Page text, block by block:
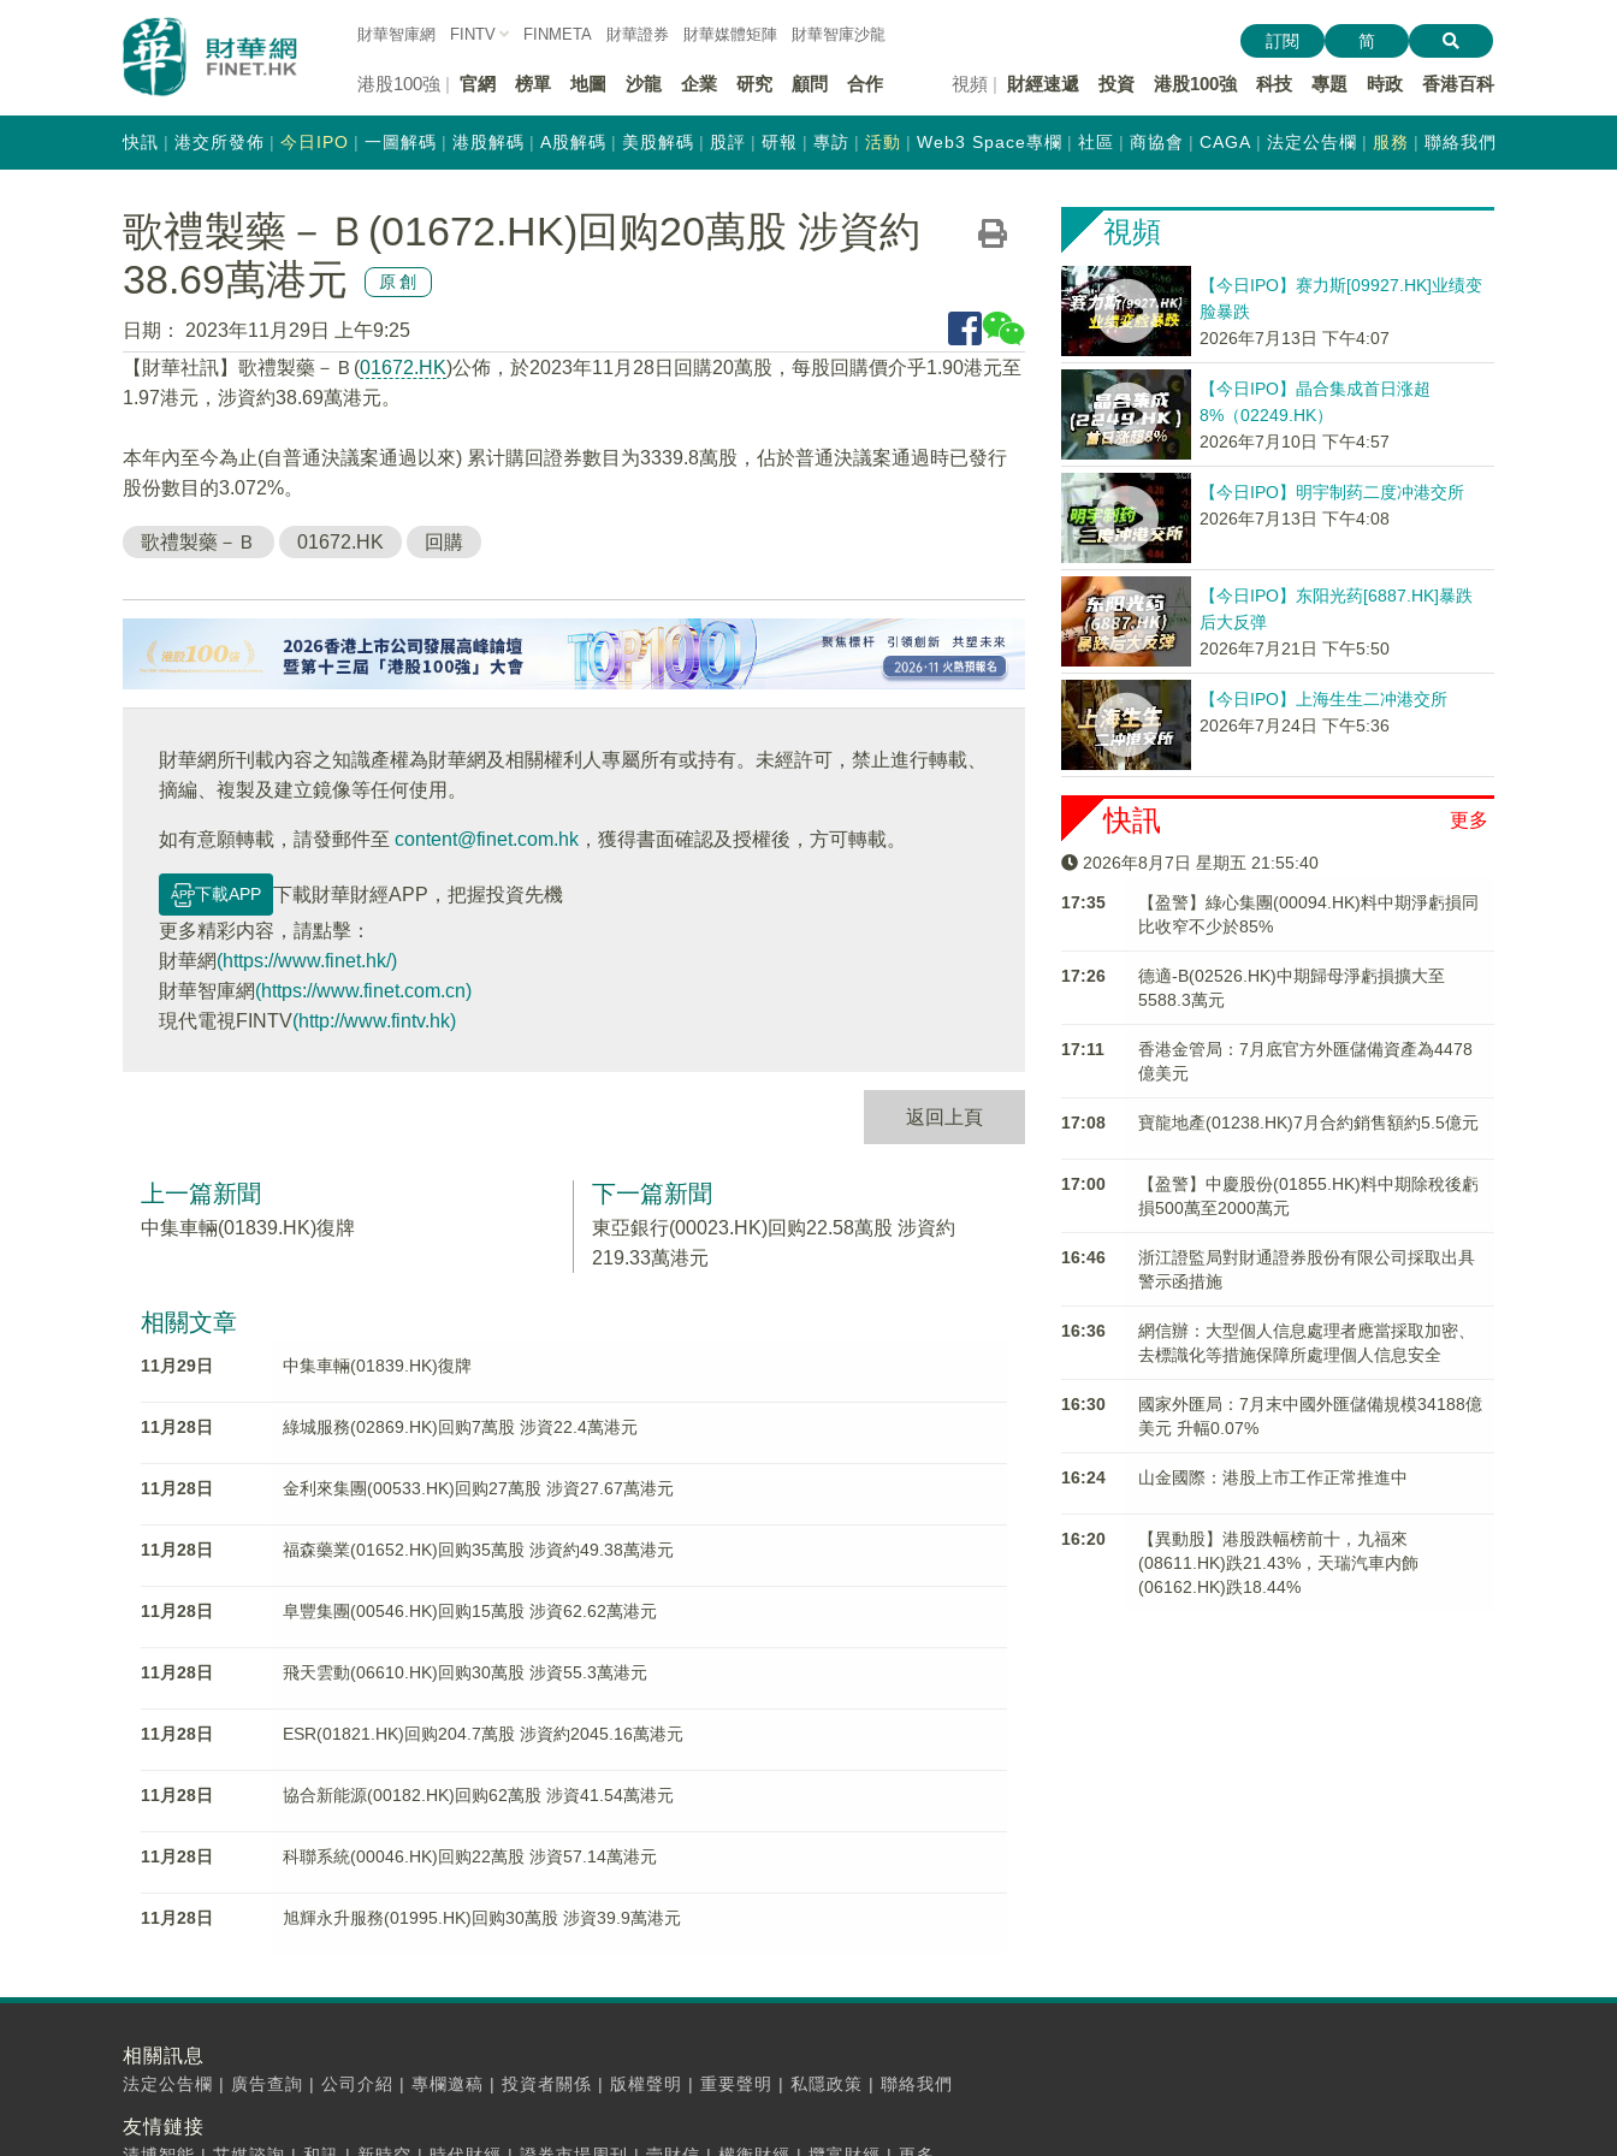
財華智庫網 FINTV FINMETA 財華證券 財華媒體矩陣 財華智庫沙龍
港股100強 官網 榜單 地圖 沙龍 企業 研究 顧問 合作 視頻 財經速遞 投資 港股100強 科技 專題 時政 香港百科
訂閱 简
快訊 港交所發佈 今日IPO 一圖解碼 港股解碼 A股解碼 美股解碼 股評 研報 專訪 活動 Web3 Space專欄 社區 商協會 CAGA 法定公告欄 服務 聯絡我們
歌禮製藥－Ｂ(01672.HK)回购20萬股 涉資約
38.69萬港元
原創
日期：
2023年11月29日 上午9:25
【財華社訊】歌禮製藥－Ｂ(01672.HK)公佈，於2023年11月28日回購20萬股，每股回購價介乎1.90港元至
1.97港元，涉資約38.69萬港元。
本年內至今為止(自普通決議案通過以來) 累计購回證券數目为3339.8萬股，佔於普通決議案通過時已發行
股份數目的3.072%。
歌禮製藥－Ｂ 01672.HK 回購
財華網所刊載內容之知識產權為財華網及相關權利人專屬所有或持有。未經許可，禁止進行轉載、
摘編、複製及建立鏡像等任何使用。
如有意願轉載，請發郵件至 content@finet.com.hk ，獲得書面確認及授權後，方可轉載。
下載APP
下載財華財經APP，把握投資先機
更多精彩内容，請點擊：
財華網(https://www.finet.hk/)
財華智庫網(https://www.finet.com.cn)
現代電視FINTV(http://www.fintv.hk)
返回上頁
上一篇新聞
中集車輛(01839.HK)復牌
下一篇新聞
東亞銀行(00023.HK)回购22.58萬股 涉資約
219.33萬港元
相關文章
11月29日 中集車輛(01839.HK)復牌
11月28日 綠城服務(02869.HK)回购7萬股 涉資22.4萬港元
11月28日 金利來集團(00533.HK)回购27萬股 涉資27.67萬港元
11月28日 福森藥業(01652.HK)回购35萬股 涉資約49.38萬港元
11月28日 阜豐集團(00546.HK)回购15萬股 涉資62.62萬港元
11月28日 飛天雲動(06610.HK)回购30萬股 涉資55.3萬港元
11月28日 ESR(01821.HK)回购204.7萬股 涉資約2045.16萬港元
11月28日 協合新能源(00182.HK)回购62萬股 涉資41.54萬港元
11月28日 科聯系統(00046.HK)回购22萬股 涉資57.14萬港元
11月28日 旭輝永升服務(01995.HK)回购30萬股 涉資39.9萬港元
視頻
【今日IPO】赛力斯[09927.HK]业绩变
脸暴跌
2026年7月13日 下午4:07
【今日IPO】晶合集成首日涨超
8%（02249.HK）
2026年7月10日 下午4:57
【今日IPO】明宇制药二度冲港交所
2026年7月13日 下午4:08
【今日IPO】东阳光药[6887.HK]暴跌
后大反弹
2026年7月21日 下午5:50
【今日IPO】上海生生二冲港交所
2026年7月24日 下午5:36
更多
快訊
2026年8月7日 星期五 21:55:40
17:35
【盈警】綠心集團(00094.HK)料中期淨虧損同
比收窄不少於85%
17:26
德適-B(02526.HK)中期歸母淨虧損擴大至
5588.3萬元
17:11
香港金管局：7月底官方外匯儲備資產為4478
億美元
17:08 寶龍地產(01238.HK)7月合約銷售額約5.5億元
17:00
【盈警】中慶股份(01855.HK)料中期除稅後虧
損500萬至2000萬元
16:46
浙江證監局對財通證券股份有限公司採取出具
警示函措施
16:36
網信辦：大型個人信息處理者應當採取加密、
去標識化等措施保障所處理個人信息安全
16:30
國家外匯局：7月末中國外匯儲備規模34188億
美元 升幅0.07%
16:24 山金國際：港股上市工作正常推進中
16:20
【異動股】港股跌幅榜前十，九福來
(08611.HK)跌21.43%，天瑞汽車内飾
(06162.HK)跌18.44%
相關訊息
法定公告欄 | 廣告查詢 | 公司介紹 | 專欄邀稿 | 投資者關係 | 版權聲明 | 重要聲明 | 私隱政策 | 聯絡我們
友情鏈接